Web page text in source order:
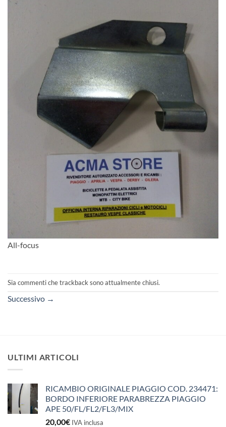
All-focus
Sia commenti che trackback sono attualmente chiusi.
Successivo →
ULTIMI ARTICOLI
RICAMBIO ORIGINALE PIAGGIO COD. 234471:
BORDO INFERIORE PARABREZZA PIAGGIO
APE 50/FL/FL2/FL3/MIX
20,00€ IVA inclusa